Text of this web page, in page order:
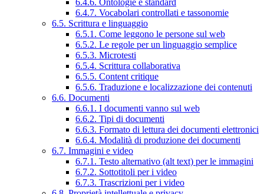
6.4.6. Ontologie e standard
6.4.7. Vocabolari controllati e tassonomie
6.5. Scrittura e linguaggio
6.5.1. Come leggono le persone sul web
6.5.2. Le regole per un linguaggio semplice
6.5.3. Microtesti
6.5.4. Scrittura collaborativa
6.5.5. Content critique
6.5.6. Traduzione e localizzazione dei contenuti
6.6. Documenti
6.6.1. I documenti vanno sul web
6.6.2. Tipi di documenti
6.6.3. Formato di lettura dei documenti elettronici
6.6.4. Modalità di produzione dei documenti
6.7. Immagini e video
6.7.1. Testo alternativo (alt text) per le immagini
6.7.2. Sottotitoli per i video
6.7.3. Trascrizioni per i video